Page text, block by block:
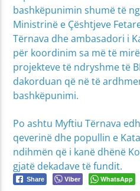
bashkëpunimin shumë të
Ministrinë e Çështjeve
Tërnava dhe ambasadori i
për koordinim sa më të
projekteve të ndryshme të
dakorduan që në të
bashkëpunimi.
Po ashtu Myftiu Tërnava
qeverinë dhe popullin e
ndihmën që i kanë dhënë
gjatë dekadave të fundit.
Share Viber WhatsApp